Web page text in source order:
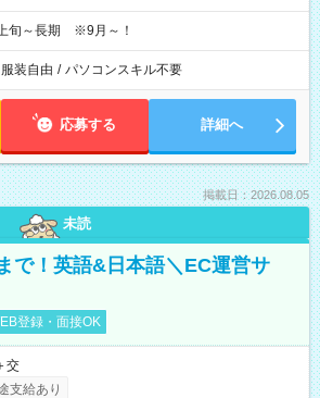
旬～長期 ※9月～！
服装自由 / パソコンスキル不要
応募する 詳細へ
掲載日：2026.08.05
未読
で！英語&日本語＼EC運営サ
登録・面接OK
交
支給あり